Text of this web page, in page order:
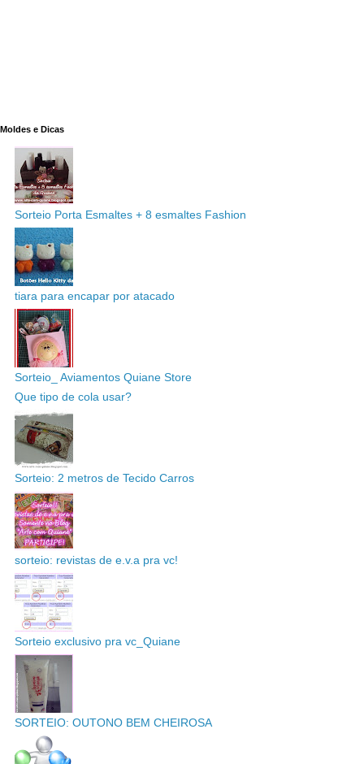
Moldes e Dicas
Sorteio Porta Esmaltes + 8 esmaltes Fashion
tiara para encapar por atacado
Sorteio_ Aviamentos Quiane Store
Que tipo de cola usar?
Sorteio: 2 metros de Tecido Carros
sorteio: revistas de e.v.a pra vc!
Sorteio exclusivo pra vc_Quiane
SORTEIO: OUTONO BEM CHEIROSA